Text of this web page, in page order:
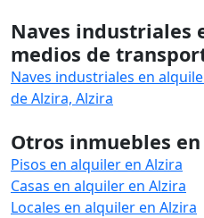
Naves industriales
medios de
Naves industriales en
de Alzira, Alzira
Otros inmuebles
Pisos en alquiler en Alzira
Casas en alquiler en Alzira
Locales en alquiler en Alzira